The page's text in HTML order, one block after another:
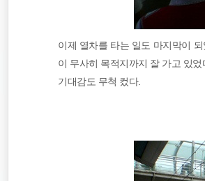
이제 열차를 타는 일도 마지막이
이 무사히 목적지까지 잘 가고 있
기대감도 무척 컸다.